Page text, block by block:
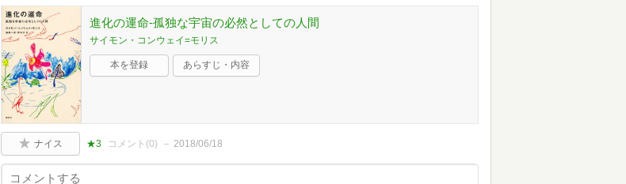
進化の運命-孤独な宇宙の必然としての人間
サイモン・コンウェイ=モリス
本を登録 あらすじ・内容
ナイス ★3 コメント(0) 2018/06/18